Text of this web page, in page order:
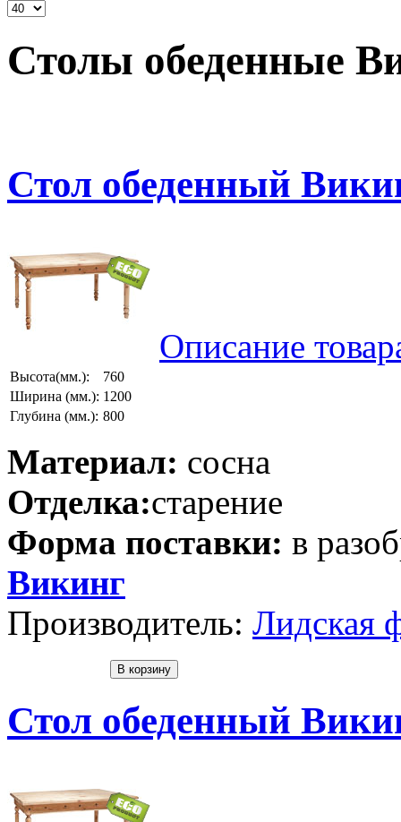
Столы обеденные
Стол обеденный
Описание
Высота(мм.):
760
Ширина (мм.): 1200
Глубина (мм.): 800
Материал: сосна
Отделка:старение
Форма поставки: в
Викинг
Производитель: Лидская
Стол обеденный